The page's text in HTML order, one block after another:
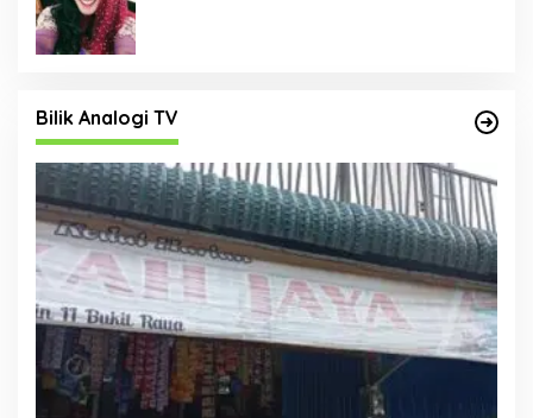
Bilik Analogi TV